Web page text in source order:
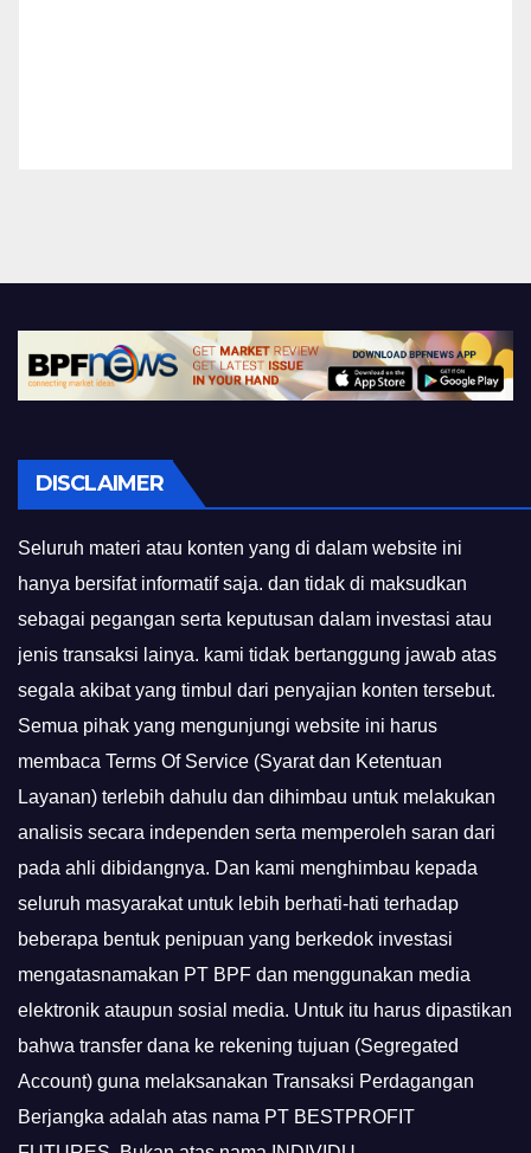
DISCLAIMER
Seluruh materi atau konten yang di dalam website ini
hanya bersifat informatif saja. dan tidak di maksudkan
sebagai pegangan serta keputusan dalam investasi atau
jenis transaksi lainya. kami tidak bertanggung jawab atas
segala akibat yang timbul dari penyajian konten tersebut.
Semua pihak yang mengunjungi website ini harus
membaca Terms Of Service (Syarat dan Ketentuan
Layanan) terlebih dahulu dan dihimbau untuk melakukan
analisis secara independen serta memperoleh saran dari
pada ahli dibidangnya. Dan kami menghimbau kepada
seluruh masyarakat untuk lebih berhati-hati terhadap
beberapa bentuk penipuan yang berkedok investasi
mengatasnamakan PT BPF dan menggunakan media
elektronik ataupun sosial media. Untuk itu harus dipastikan
bahwa transfer dana ke rekening tujuan (Segregated
Account) guna melaksanakan Transaksi Perdagangan
Berjangka adalah atas nama PT BESTPROFIT